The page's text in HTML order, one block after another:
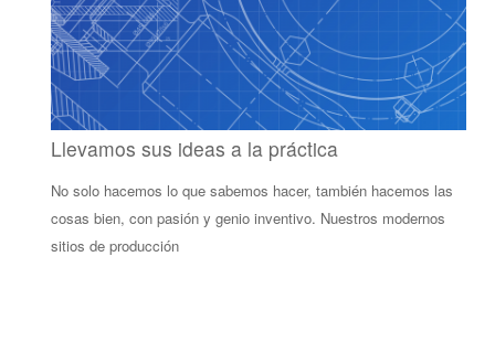
Llevamos sus ideas a la práctica
No solo hacemos lo que sabemos hacer, también hacemos las
cosas bien, con pasión y genio inventivo. Nuestros modernos
sitios de producción